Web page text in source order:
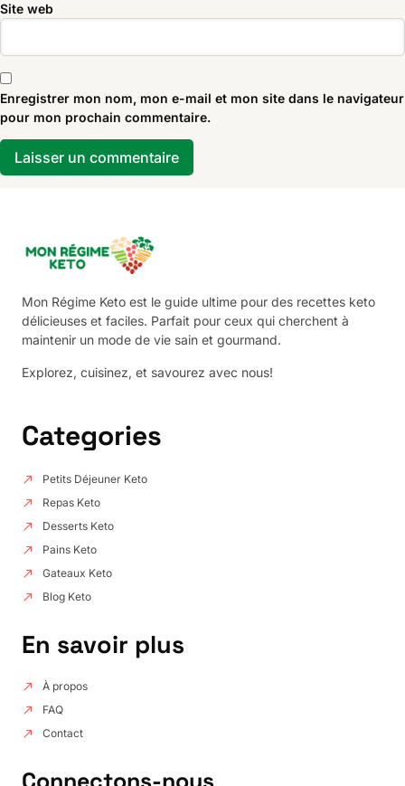
Site web
Enregistrer mon nom, mon e-mail et mon site dans le navigateur
pour mon prochain commentaire.
Mon Régime Keto est le guide ultime pour des recettes keto
délicieuses et faciles. Parfait pour ceux qui cherchent à
maintenir un mode de vie sain et gourmand.
Explorez, cuisinez, et savourez avec nous!
Categories
Petits Déjeuner Keto
Repas Keto
Desserts Keto
Pains Keto
Gateaux Keto
Blog Keto
En savoir plus
À propos
FAQ
Contact